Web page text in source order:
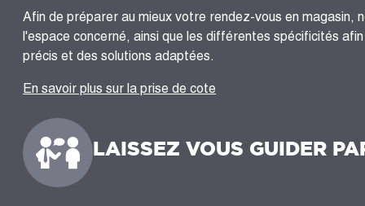
Afin de préparer au mieux votre rendez-vous en magasin,
l'espace concerné, ainsi que les différentes spécificités
précis et des solutions adaptées.
En savoir plus sur la prise de cote
LAISSEZ VOUS GUIDER